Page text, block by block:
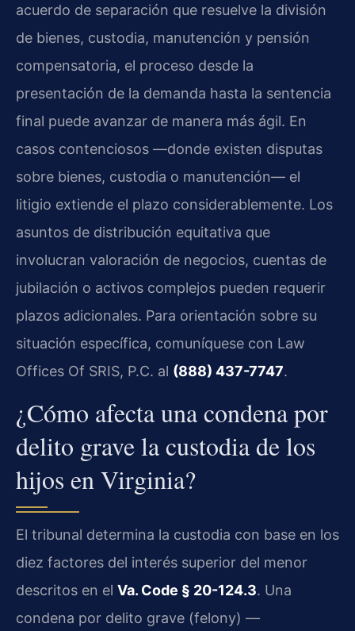
acuerdo de separación que resuelve la división
de bienes, custodia, manutención y pensión
compensatoria, el proceso desde la
presentación de la demanda hasta la sentencia
final puede avanzar de manera más ágil. En
casos contenciosos —donde existen disputas
sobre bienes, custodia o manutención— el
litigio extiende el plazo considerablemente. Los
asuntos de distribución equitativa que
involucran valoración de negocios, cuentas de
jubilación o activos complejos pueden requerir
plazos adicionales. Para orientación sobre su
situación específica, comuníquese con Law
Offices Of SRIS, P.C. al (888) 437-7747.
¿Cómo afecta una condena por
delito grave la custodia de los
hijos en Virginia?
El tribunal determina la custodia con base en los
diez factores del interés superior del menor
descritos en el Va. Code § 20-124.3. Una
condena por delito grave (felony) —